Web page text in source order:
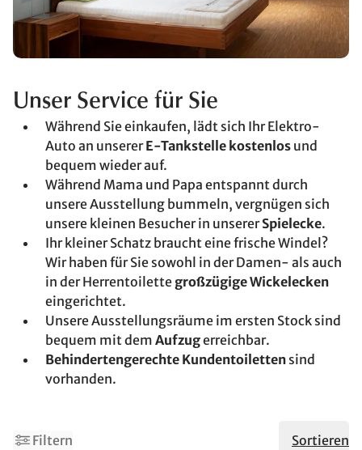
Unser Service für Sie
Während Sie einkaufen, lädt sich Ihr Elektro-
Auto an unsererE-Tankstelle kostenlos und
bequem wieder auf.
Während Mama und Papa entspannt durch
unsere Ausstellung bummeln, vergnügen sich
unsere kleinen Besucher in unsererSpielecke.
Ihr kleiner Schatz braucht eine frische Windel?
Wir haben für Sie sowohl in der Damen- als auch
in der Herrentoilette großzügige Wickelecken
eingerichtet.
Unsere Ausstellungsräume im ersten Stock sind
bequem mit dem Aufzugerreichbar.
Behindertengerechte Kundentoiletten sind
vorhanden.
Filtern Sortieren
8